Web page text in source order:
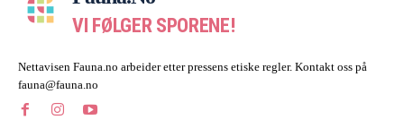
VI FØLGER SPORENE!
Nettavisen Fauna.no arbeider etter pressens etiske regler. Kontakt oss på
fauna@fauna.no